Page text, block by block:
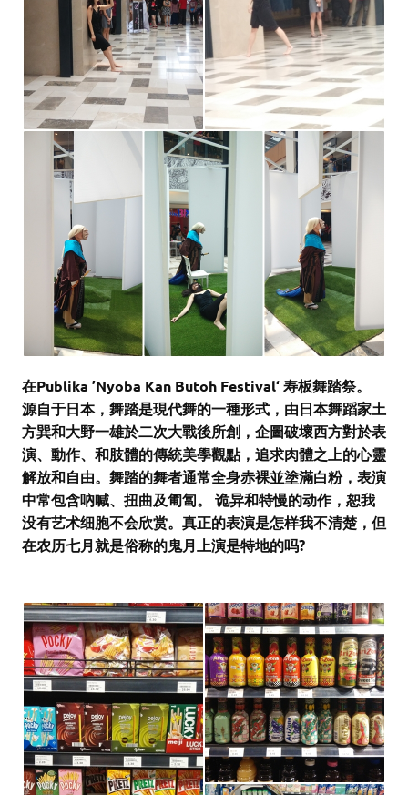
在Publika ’Nyoba Kan Butoh Festival‘ 寿板舞踏祭。
源自于日本，舞踏是現代舞的一種形式，由日本舞蹈家土
方巽和大野一雄於二次大戰後所創，企圖破壞西方對於表
演、動作、和肢體的傳統美學觀點，追求肉體之上的心靈
解放和自由。舞踏的舞者通常全身赤裸並塗滿白粉，表演
中常包含吶喊、扭曲及匍匐。 诡异和特慢的动作，恕我
没有艺术细胞不会欣赏。真正的表演是怎样我不清楚，但
在农历七月就是俗称的鬼月上演是特地的吗?